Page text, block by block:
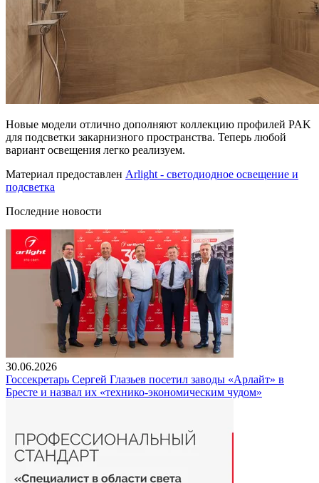
Новые модели отлично дополняют коллекцию профилей PAK
для подсветки закарнизного пространства. Теперь любой
вариант освещения легко реализуем.
Материал предоставлен Arlight - светодиодное освещение и
подсветка
Последние новости
30.06.2026
Госсекретарь Сергей Глазьев посетил заводы «Арлайт» в
Бресте и назвал их «технико-экономическим чудом»